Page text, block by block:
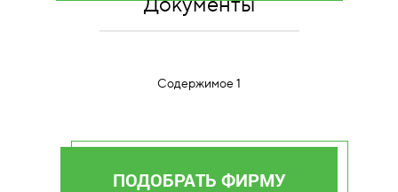
Содержимое 1
ПОДОБРАТЬ ФИРМУ